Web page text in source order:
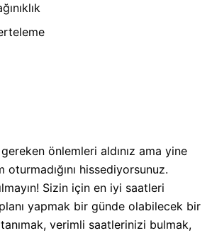
gereken önlemleri aldınız ama yine
hissediyorsunuz.
Sizin için en iyi saatleri
yapmak bir günde olabilecek bir
verimli saatlerinizi bulmak,